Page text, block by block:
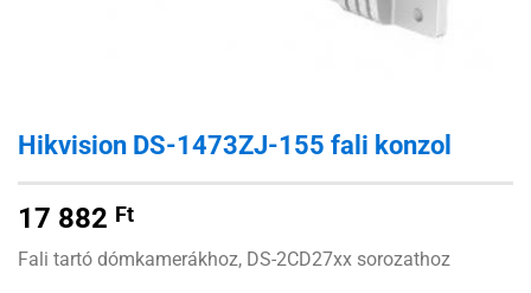
Hikvision DS-1473ZJ-155 fali konzol
17 882 Ft
Fali tartó dómkamerákhoz, DS-2CD27xx sorozathoz